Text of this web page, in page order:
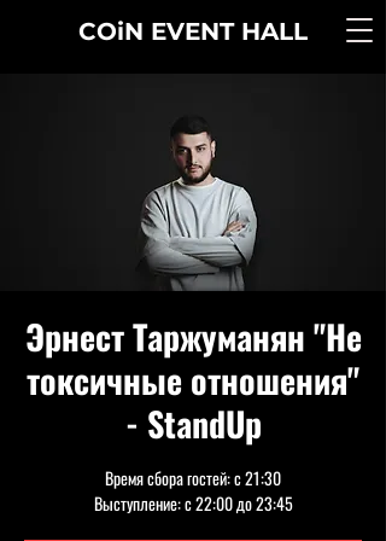
COiN EVENT HALL
Эрнест Таржуманян "Не
токсичные отношения"
- StandUp
Время сбора гостей: с 21:30
Выступление: с 22:00 до 23:45